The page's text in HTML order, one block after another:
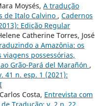
Moysés, A tradução
de Italo Calvino , Cadernos
Edição Regular
Catherine Torres, José
a Amazônia: os
viagens possessórias,
Grão-Pará del Marañón ,
41 n. esp. 1 (2021):
Costa, Entrevista com